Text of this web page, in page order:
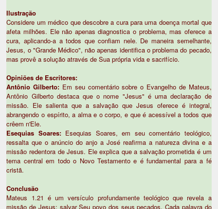
Ilustração
Considere um médico que descobre a cura para uma doença mortal que
afeta milhões. Ele não apenas diagnostica o problema, mas oferece a
cura, aplicando-a a todos que confiam nele. De maneira semelhante,
Jesus, o "Grande Médico", não apenas identifica o problema do pecado,
mas provê a solução através de Sua própria vida e sacrifício.
Opiniões de Escritores:
Antônio Gilberto: Em seu comentário sobre o Evangelho de Mateus,
Antônio Gilberto destaca que o nome "Jesus" é uma declaração de
missão. Ele salienta que a salvação que Jesus oferece é integral,
abrangendo o espírito, a alma e o corpo, e que é acessível a todos que
crêem n'Ele.
Esequias Soares:Esequias Soares, em seu comentário teológico,
ressalta que o anúncio do anjo a José reafirma a natureza divina e a
missão redentora de Jesus. Ele explica que a salvação prometida é um
tema central em todo o Novo Testamento e é fundamental para a fé
cristã.
Conclusão
Mateus 1.21 é um versículo profundamente teológico que revela a
missão de Jesus: salvar Seu povo dos seus pecados. Cada palavra do